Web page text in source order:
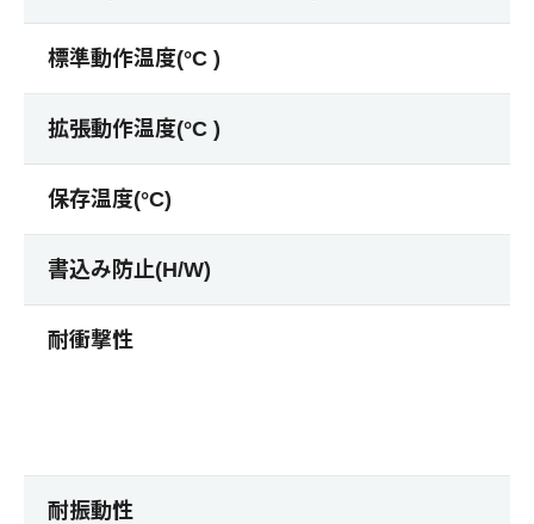
標準動作温度(°C )
拡張動作温度(°C )
保存温度(°C)
書込み防止(H/W)
耐衝撃性
耐振動性